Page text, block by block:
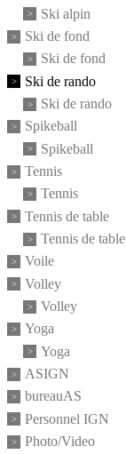
Ski alpin
Ski de fond
Ski de fond
Ski de rando
Ski de rando
Spikeball
Spikeball
Tennis
Tennis
Tennis de table
Tennis de table
Voile
Volley
Volley
Yoga
Yoga
ASIGN
bureauAS
Personnel IGN
Photo/Video